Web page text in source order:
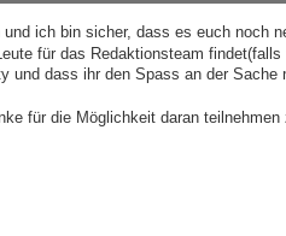
ich bin sicher, dass es euch noch
für das Redaktionsteam
und dass ihr den Spass an der
für die Möglichkeit daran teilnehmen